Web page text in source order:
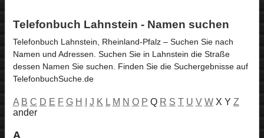
Telefonbuch Lahnstein - Namen suchen
Telefonbuch Lahnstein, Rheinland-Pfalz – Suchen Sie nach
Namen und Adressen. Suchen Sie in Lahnstein die Straße
dessen Namen Sie suchen. Finden Sie die Suchergebnisse auf
TelefonbuchSuche.de
A B C D E F G H J K L M N O P Q R S T U V WX Y Z
ander
A